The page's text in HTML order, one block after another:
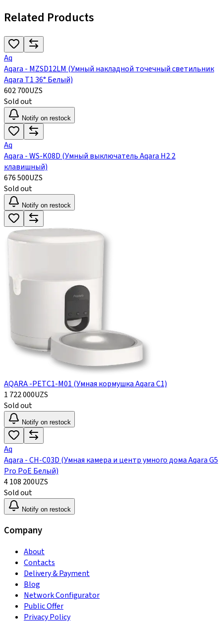
Related Products
Aq
Aqara - MZSD12LM (Умный накладной точечный светильник
Aqara Т1 36° Белый)
602 700UZS
Sold out
Notify on restock
Aq
Aqara - WS-K08D (Умный выключатель Aqara H2 2
клавишный)
676 500UZS
Sold out
Notify on restock
AQARA -PETC1-M01 (Умная кормушка Aqara C1)
1 722 000UZS
Sold out
Notify on restock
Aq
Aqara - CH-C03D (Умная камера и центр умного дома Aqara G5
Pro PoE Белый)
4 108 200UZS
Sold out
Notify on restock
Company
About
Contacts
Delivery & Payment
Blog
Network Configurator
Public Offer
Privacy Policy